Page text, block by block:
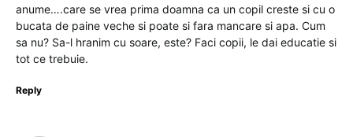
anume….care se vrea prima doamna ca un copil creste si cu o
bucata de paine veche si poate si fara mancare si apa. Cum
sa nu? Sa-l hranim cu soare, este? Faci copii, le dai educatie si
tot ce trebuie.
Reply